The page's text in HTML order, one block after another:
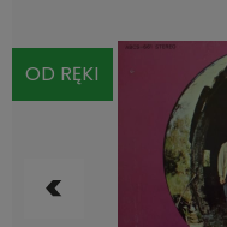
OD RĘKI